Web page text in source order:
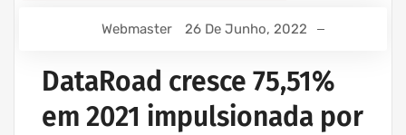
Webmaster 26 De Junho, 2022
DataRoad cresce 75,51%
em 2021 impulsionada por